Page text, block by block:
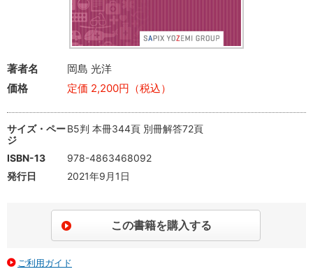
著者名
岡島 光洋
価格
定価 2,200円（税込）
サイズ・ペー
ジ
B5判 本冊344頁 別冊解答72頁
ISBN-13
978-4863468092
発行日
2021年9月1日
ご利用ガイド